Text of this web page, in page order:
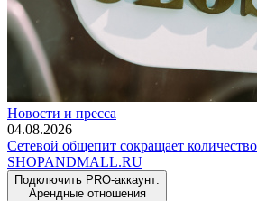
Новости и пресса
04.08.2026
Сетевой общепит сокращает
SHOPANDMALL.RU
Подключить PRO-аккаунт:
Арендные отношения